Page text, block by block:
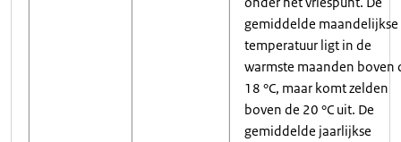
gemiddelde maandelijkse
temperatuur ligt in de
warmste maanden boven
18 °C, maar komt zelden
boven de 20 °C uit. De
gemiddelde jaarlijkse